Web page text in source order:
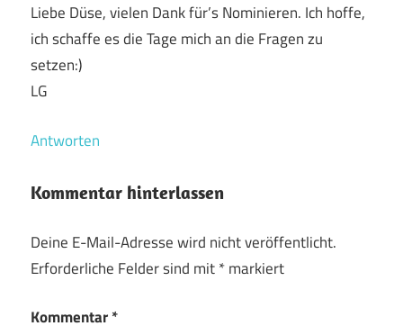
Liebe Düse, vielen Dank für’s Nominieren. Ich hoffe,
ich schaffe es die Tage mich an die Fragen zu
setzen:)
LG
Antworten
Kommentar hinterlassen
Deine E-Mail-Adresse wird nicht veröffentlicht.
Erforderliche Felder sind mit*markiert
Kommentar*